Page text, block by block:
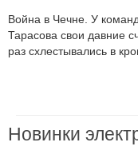
Война в Чечне. У
Тарасова свои давние
раз схлестывались в
Новинки